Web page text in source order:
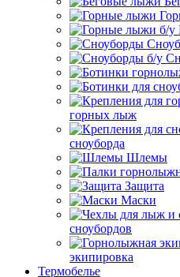
горных лыж
сноуборда
Шлемы
Защита
Маски
сноубордов
экипировка
Термобелье